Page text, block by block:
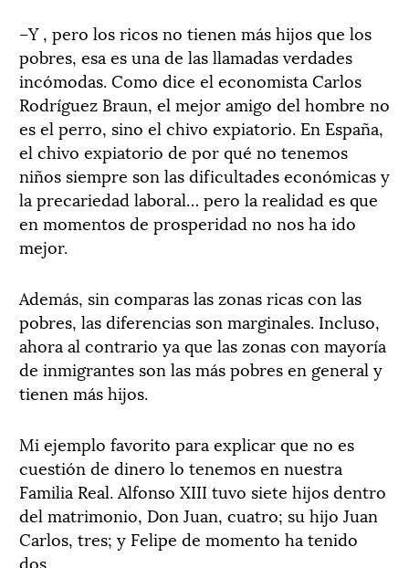
–Y , pero los ricos no tienen más hijos que los
pobres, esa es una de las llamadas verdades
incómodas. Como dice el economista Carlos
Rodríguez Braun, el mejor amigo del hombre no
es el perro, sino el chivo expiatorio. En España,
el chivo expiatorio de por qué no tenemos
niños siempre son las dificultades económicas y
la precariedad laboral… pero la realidad es que
en momentos de prosperidad no nos ha ido
mejor.
Además, sin comparas las zonas ricas con las
pobres, las diferencias son marginales. Incluso,
ahora al contrario ya que las zonas con mayoría
de inmigrantes son las más pobres en general y
tienen más hijos.
Mi ejemplo favorito para explicar que no es
cuestión de dinero lo tenemos en nuestra
Familia Real. Alfonso XIII tuvo siete hijos dentro
del matrimonio, Don Juan, cuatro; su hijo Juan
Carlos, tres; y Felipe de momento ha tenido
dos.